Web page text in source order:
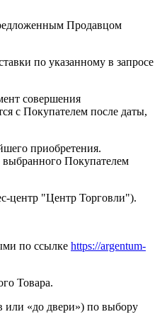
Продавцом
по указанному в запросе
совершения
с Покупателем после даты,
приобретения.
выбранного Покупателем
центр "Центр Торговли").
по ссылке https://argentum-
Товара.
или «до двери») по выбору